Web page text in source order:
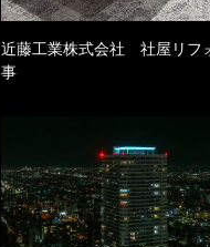
近藤工業株式会社 社屋リフ
事